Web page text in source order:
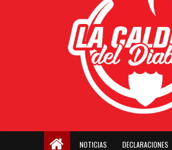
NOTICIAS DECLARACIONES